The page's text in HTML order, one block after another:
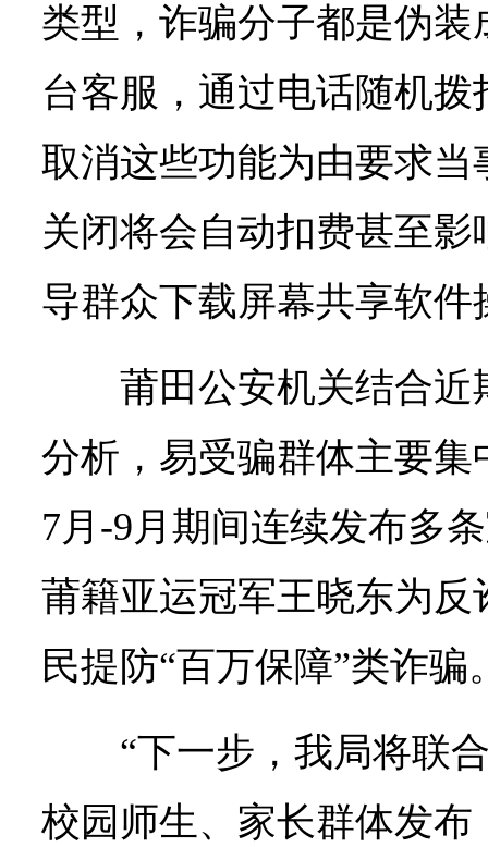
类型，诈骗分子都是伪
台客服，通过电话随机
取消这些功能为由要求
关闭将会自动扣费甚至
导群众下载屏幕共享软
莆田公安机关结合
分析，易受骗群体主要集
7月-9月期间连续发布多
莆籍亚运冠军王晓东为
民提防“百万保障”类诈骗
“下一步，我局将联
校园师生、家长群体发